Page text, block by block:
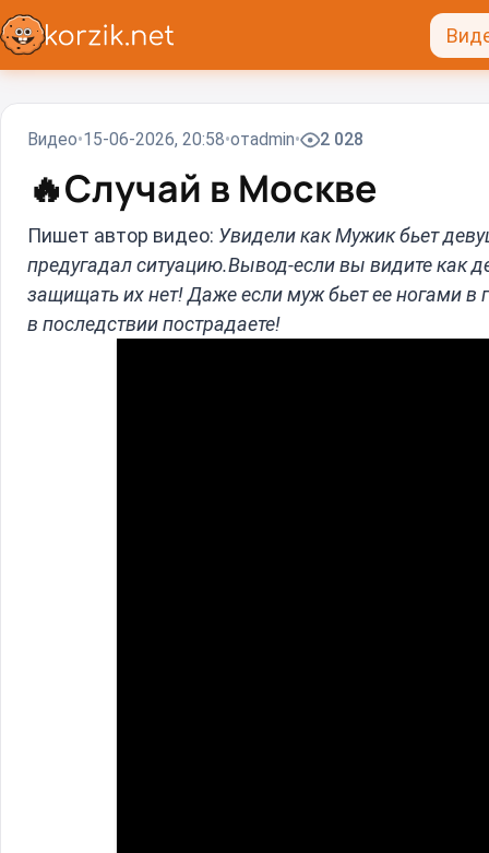
Видео 15-06-2026, 20:58 отadmin 2 028
🔥Случай в Москве
Пишет автор видео: Увидели как Мужик бьет
предугадал ситуацию.Вывод-если вы видите как
защищать их нет! Даже если муж бьет ее ногами в
в последствии пострадаете!